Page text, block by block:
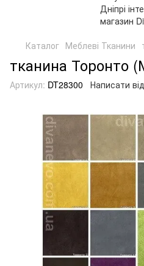
Каталог Меблеві Тканини
тканина Торонто
Артикул: DT28300 Написати